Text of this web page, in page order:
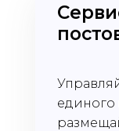
единого